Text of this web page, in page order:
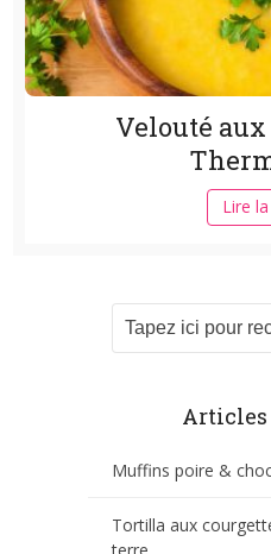
Velouté
Lire
Articles
Muffins poire &
Tortilla aux
terre